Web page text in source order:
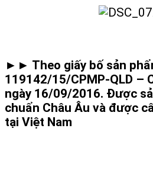
►► Theo giấy bố sản
119142/15/CPMP-QLD –
ngày 16/09/2016. Được
chuẩn Châu Âu và được
tại Việt Nam